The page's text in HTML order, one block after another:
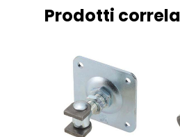
Prodotti